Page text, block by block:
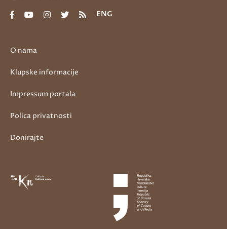
O nama
Klupske informacije
Impressum portala
Polica privatnosti
Donirajte
ENG